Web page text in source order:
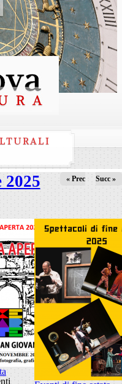
2025 « Prec Succ »